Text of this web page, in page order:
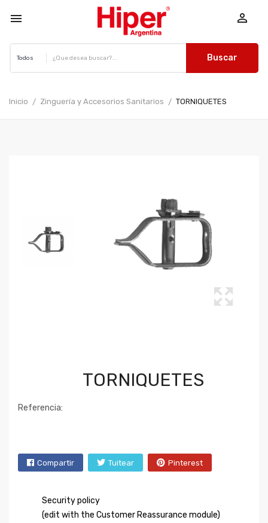
 
Buscar
Inicio Zinguería y Accesorios Sanitarios TORNIQUETES
TORNIQUETES
Referencia:
Compartir Tuitear Pinterest
Security policy
(edit with the Customer Reassurance module)